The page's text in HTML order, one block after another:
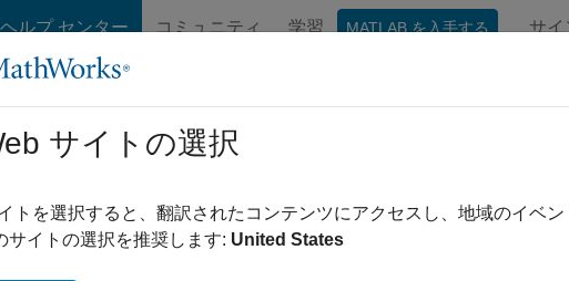
ルプ センター コミュニティ 学習 MATLAB を入手する サイ
ーム
ナル
、および検証
ガウス ビーム解析
ガウスビーム法を使用してパラボラ反射体アンテ
反射体アンテナのモデル化と解析のためのガウス
非常に効率的な方法です。この方法では、ビーム
サイトの選択
トを選択すると、翻訳されたコンテンツにアクセスし、地域のイベ
サイトの選択を推奨します: United States